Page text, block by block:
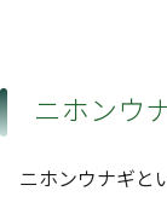
ニホンウ
ニホンウナギと